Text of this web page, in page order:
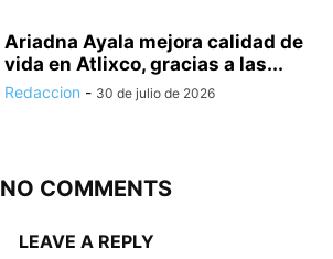
Ariadna Ayala mejora calidad de
vida en Atlixco, gracias a las...
Redaccion - 30 de julio de 2026
NO COMMENTS
LEAVE A REPLY